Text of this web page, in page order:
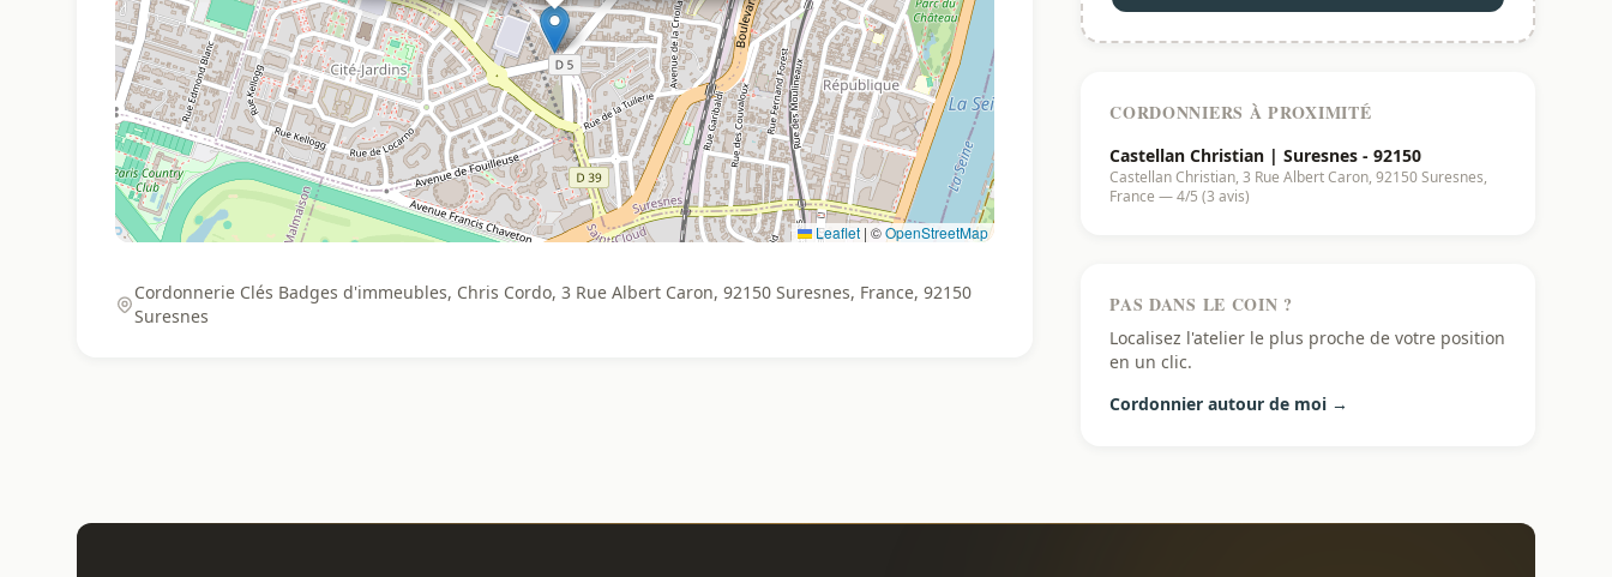
Leaflet | ©OpenStreetMap
Cordonnerie Clés Badges d'immeubles, Chris Cordo, 3 Rue Albert Caron, 92150 Suresnes, France, 92150
Suresnes
CORDONNIERS À PROXIMITÉ
Castellan Christian | Suresnes - 92150
Castellan Christian, 3 Rue Albert Caron, 92150 Suresnes,
France — 4/5 (3 avis)
PAS DANS LE COIN ?
Localisez l'atelier le plus proche de votre position
en un clic.
Cordonnier autour de moi →